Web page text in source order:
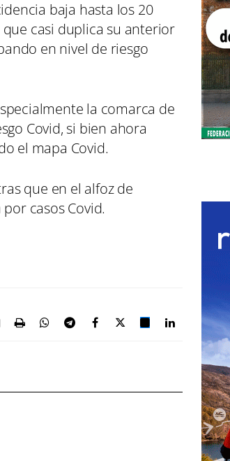
baja hasta los 20
casi duplica su anterior
en nivel de riesgo
la comarca de
Covid, si bien ahora
el mapa Covid.
que en el alfoz de
casos Covid.